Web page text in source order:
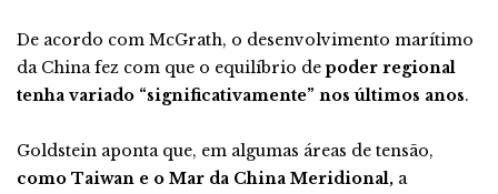
De acordo com McGrath, o desenvolvimento marítimo
da China fez com que o equilíbrio depoder regional
tenha variado “significativamente” nos últimos anos.
Goldstein aponta que, em algumas áreas de tensão,
como Taiwan e o Mar da China Meridional, a